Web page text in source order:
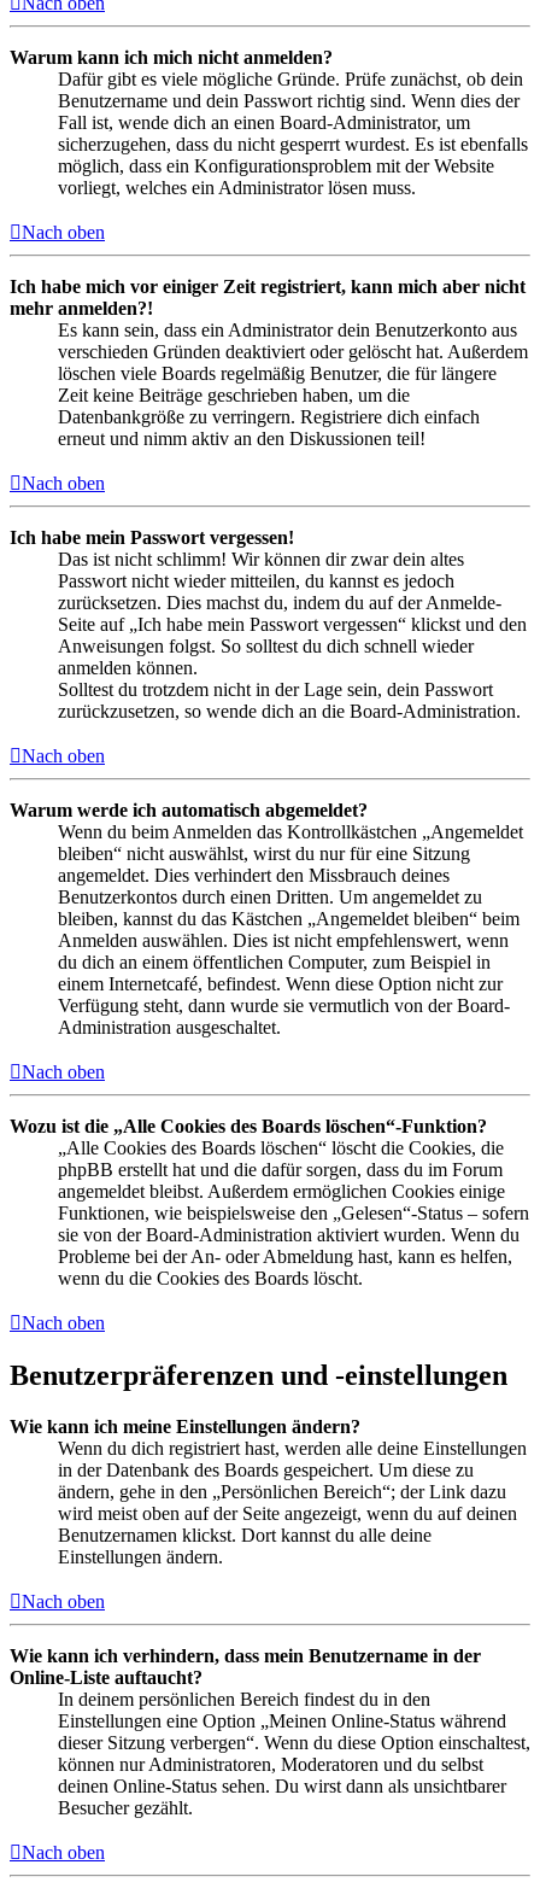
Warum kann ich mich nicht anmelden?
Dafür gibt es viele mögliche Gründe. Prüfe zunächst, ob dein
Benutzername und dein Passwort richtig sind. Wenn dies der
Fall ist, wende dich an einen Board-Administrator, um
sicherzugehen, dass du nicht gesperrt wurdest. Es ist ebenfalls
möglich, dass ein Konfigurationsproblem mit der Website
vorliegt, welches ein Administrator lösen muss.
Nach oben
Ich habe mich vor einiger Zeit registriert, kann mich aber nicht
mehr anmelden?!
Es kann sein, dass ein Administrator dein Benutzerkonto aus
verschieden Gründen deaktiviert oder gelöscht hat. Außerdem
löschen viele Boards regelmäßig Benutzer, die für längere
Zeit keine Beiträge geschrieben haben, um die
Datenbankgröße zu verringern. Registriere dich einfach
erneut und nimm aktiv an den Diskussionen teil!
Nach oben
Ich habe mein Passwort vergessen!
Das ist nicht schlimm! Wir können dir zwar dein altes
Passwort nicht wieder mitteilen, du kannst es jedoch
zurücksetzen. Dies machst du, indem du auf der Anmelde-
Seite auf „Ich habe mein Passwort vergessen“ klickst und den
Anweisungen folgst. So solltest du dich schnell wieder
anmelden können.
Solltest du trotzdem nicht in der Lage sein, dein Passwort
zurückzusetzen, so wende dich an die Board-Administration.
Nach oben
Warum werde ich automatisch abgemeldet?
Wenn du beim Anmelden das Kontrollkästchen „Angemeldet
bleiben“ nicht auswählst, wirst du nur für eine Sitzung
angemeldet. Dies verhindert den Missbrauch deines
Benutzerkontos durch einen Dritten. Um angemeldet zu
bleiben, kannst du das Kästchen „Angemeldet bleiben“ beim
Anmelden auswählen. Dies ist nicht empfehlenswert, wenn
du dich an einem öffentlichen Computer, zum Beispiel in
einem Internetcafé, befindest. Wenn diese Option nicht zur
Verfügung steht, dann wurde sie vermutlich von der Board-
Administration ausgeschaltet.
Nach oben
Wozu ist die „Alle Cookies des Boards löschen“-Funktion?
„Alle Cookies des Boards löschen“ löscht die Cookies, die
phpBB erstellt hat und die dafür sorgen, dass du im Forum
angemeldet bleibst. Außerdem ermöglichen Cookies einige
Funktionen, wie beispielsweise den „Gelesen“-Status – sofern
sie von der Board-Administration aktiviert wurden. Wenn du
Probleme bei der An- oder Abmeldung hast, kann es helfen,
wenn du die Cookies des Boards löscht.
Nach oben
Benutzerpräferenzen und -einstellungen
Wie kann ich meine Einstellungen ändern?
Wenn du dich registriert hast, werden alle deine Einstellungen
in der Datenbank des Boards gespeichert. Um diese zu
ändern, gehe in den „Persönlichen Bereich“; der Link dazu
wird meist oben auf der Seite angezeigt, wenn du auf deinen
Benutzernamen klickst. Dort kannst du alle deine
Einstellungen ändern.
Nach oben
Wie kann ich verhindern, dass mein Benutzername in der
Online-Liste auftaucht?
In deinem persönlichen Bereich findest du in den
Einstellungen eine Option „Meinen Online-Status während
dieser Sitzung verbergen“. Wenn du diese Option einschaltest,
können nur Administratoren, Moderatoren und du selbst
deinen Online-Status sehen. Du wirst dann als unsichtbarer
Besucher gezählt.
Nach oben